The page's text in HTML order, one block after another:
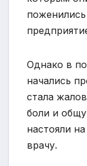
Однако в
начались
стала
боли и
настояли
врачу.